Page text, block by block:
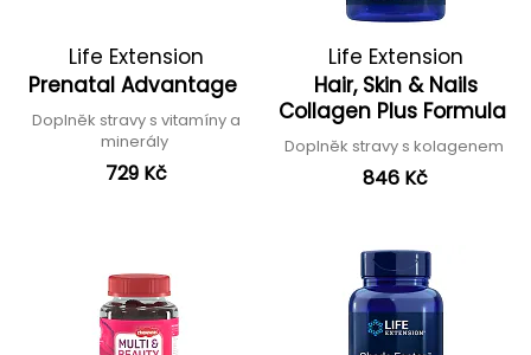
Life Extension
Prenatal Advantage
Doplněk stravy s vitamíny a
minerály
729 Kč
Life Extension
Hair, Skin & Nails
Collagen Plus Formula
Doplněk stravy s kolagenem
846 Kč